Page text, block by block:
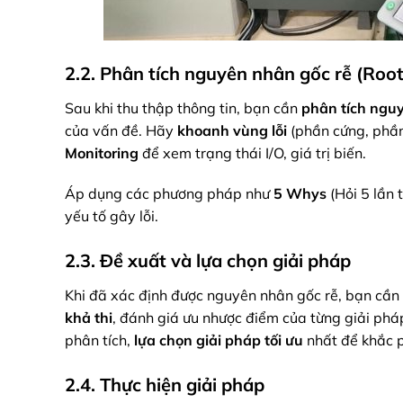
2.2. Phân tích nguyên nhân gốc rễ
Sau khi thu thập thông tin, bạn cần phân tích
của vấn đề. Hãy khoanh vùng lỗi (phần cứng,
Monitoring để xem trạng thái I/O, giá trị biến.
Áp dụng các phương pháp như 5 Whys (Hỏi 5 lần
yếu tố gây lỗi.
2.3. Đề xuất và lựa chọn giải pháp
Khi đã xác định được nguyên nhân gốc rễ, bạn cần
khả thi, đánh giá ưu nhược điểm của từng giải
phân tích, lựa chọn giải pháp tối ưu nhất để khắc
2.4. Thực hiện giải pháp